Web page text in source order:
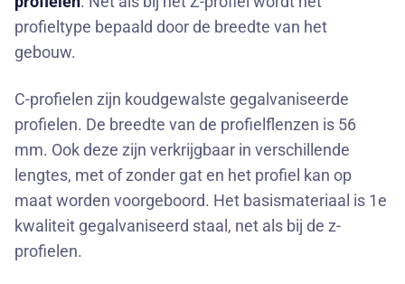
profieltype bepaald door de breedte van het
gebouw.
C-profielen zijn koudgewalste gegalvaniseerde
profielen. De breedte van de profielflenzen is 56
mm. Ook deze zijn verkrijgbaar in verschillende
lengtes, met of zonder gat en het profiel kan op
maat worden voorgeboord. Het basismateriaal is 1e
kwaliteit gegalvaniseerd staal, net als bij de z-
profielen.